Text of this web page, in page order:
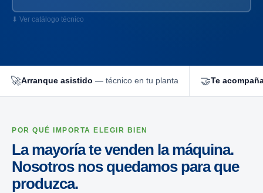
⬇ Ver catálogo técnico
🚀Arranque asistido — técnico en tu planta 🤝Te
POR QUÉ IMPORTA ELEGIR BIEN
La mayoría te venden la máquina.
Nosotros nos quedamos para que
produzca.